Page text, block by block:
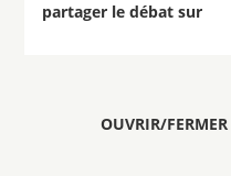
partager le débat sur
OUVRIR/